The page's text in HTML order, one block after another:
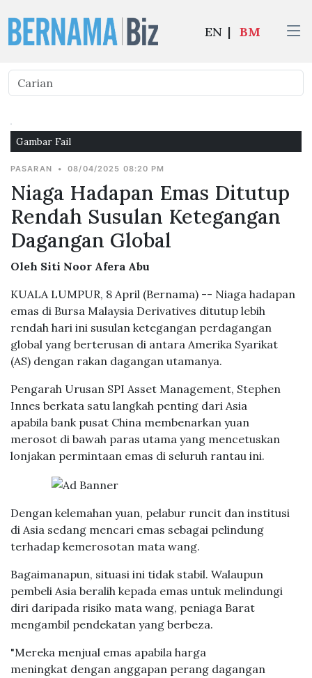
EN | BM
Gambar Fail
PASARAN • 08/04/2025 08:20 PM
Niaga Hadapan Emas Ditutup
Rendah Susulan Ketegangan
Dagangan Global
Oleh Siti Noor Afera Abu
KUALA LUMPUR, 8 April (Bernama) -- Niaga hadapan
emas di Bursa Malaysia Derivatives ditutup lebih
rendah hari ini susulan ketegangan perdagangan
global yang berterusan di antara Amerika Syarikat
(AS) dengan rakan dagangan utamanya.
Pengarah Urusan SPI Asset Management, Stephen
Innes berkata satu langkah penting dari Asia
apabila bank pusat China membenarkan yuan
merosot di bawah paras utama yang mencetuskan
lonjakan permintaan emas di seluruh rantau ini.
Dengan kelemahan yuan, pelabur runcit dan institusi
di Asia sedang mencari emas sebagai pelindung
terhadap kemerosotan mata wang.
Bagaimanapun, situasi ini tidak stabil. Walaupun
pembeli Asia beralih kepada emas untuk melindungi
diri daripada risiko mata wang, peniaga Barat
mengambil pendekatan yang berbeza.
"Mereka menjual emas apabila harga
meningkat dengan anggapan perang dagangan